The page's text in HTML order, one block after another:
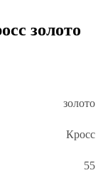
золото
золото
Кросс
55